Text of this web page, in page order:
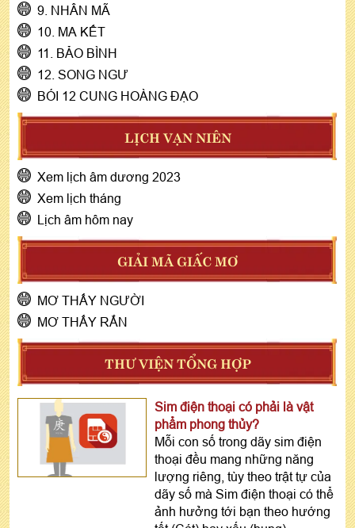
9. NHÂN MÃ
10. MA KẾT
11. BẢO BÌNH
12. SONG NGƯ
BÓI 12 CUNG HOÀNG ĐẠO
LỊCH VẠN NIÊN
Xem lịch âm dương 2023
Xem lịch tháng
Lịch âm hôm nay
GIẢI MÃ GIẤC MƠ
MƠ THẤY NGƯỜI
MƠ THẤY RẮN
THƯ VIỆN TỔNG HỢP
Sim điện thoại có phải là vật
phẩm phong thủy?
Mỗi con số trong dãy sim điện
thoại đều mang những năng
lượng riêng, tùy theo trật tự của
dãy số mà Sim điện thoại có thể
ảnh hưởng tới bạn theo hướng